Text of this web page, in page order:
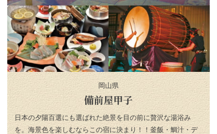
岡山県
備前屋甲子
日本の夕陽百選にも選ばれた絶景を目の前に贅沢な湯浴み
を。海景色を楽しむならこの宿に決まり！！釜飯・鯛汁・デ